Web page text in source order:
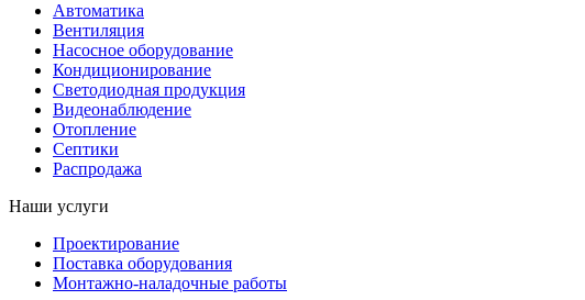
Автоматика
Вентиляция
Насосное оборудование
Кондиционирование
Светодиодная продукция
Видеонаблюдение
Отопление
Септики
Распродажа
Наши услуги
Проектирование
Поставка оборудования
Монтажно-наладочные работы